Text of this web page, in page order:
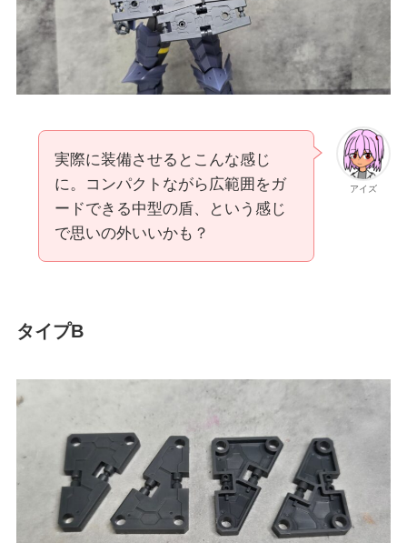
アイズ
実際に装備させるとこんな感じ
に。コンパクトながら広範囲をガ
ードできる中型の盾、という感じ
で思いの外いいかも？
タイプB